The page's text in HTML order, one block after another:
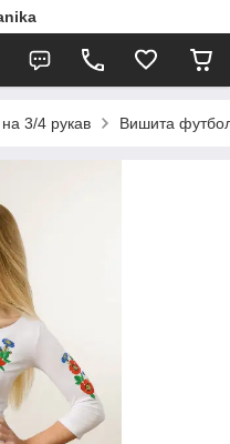
3/4 рукав Вишита